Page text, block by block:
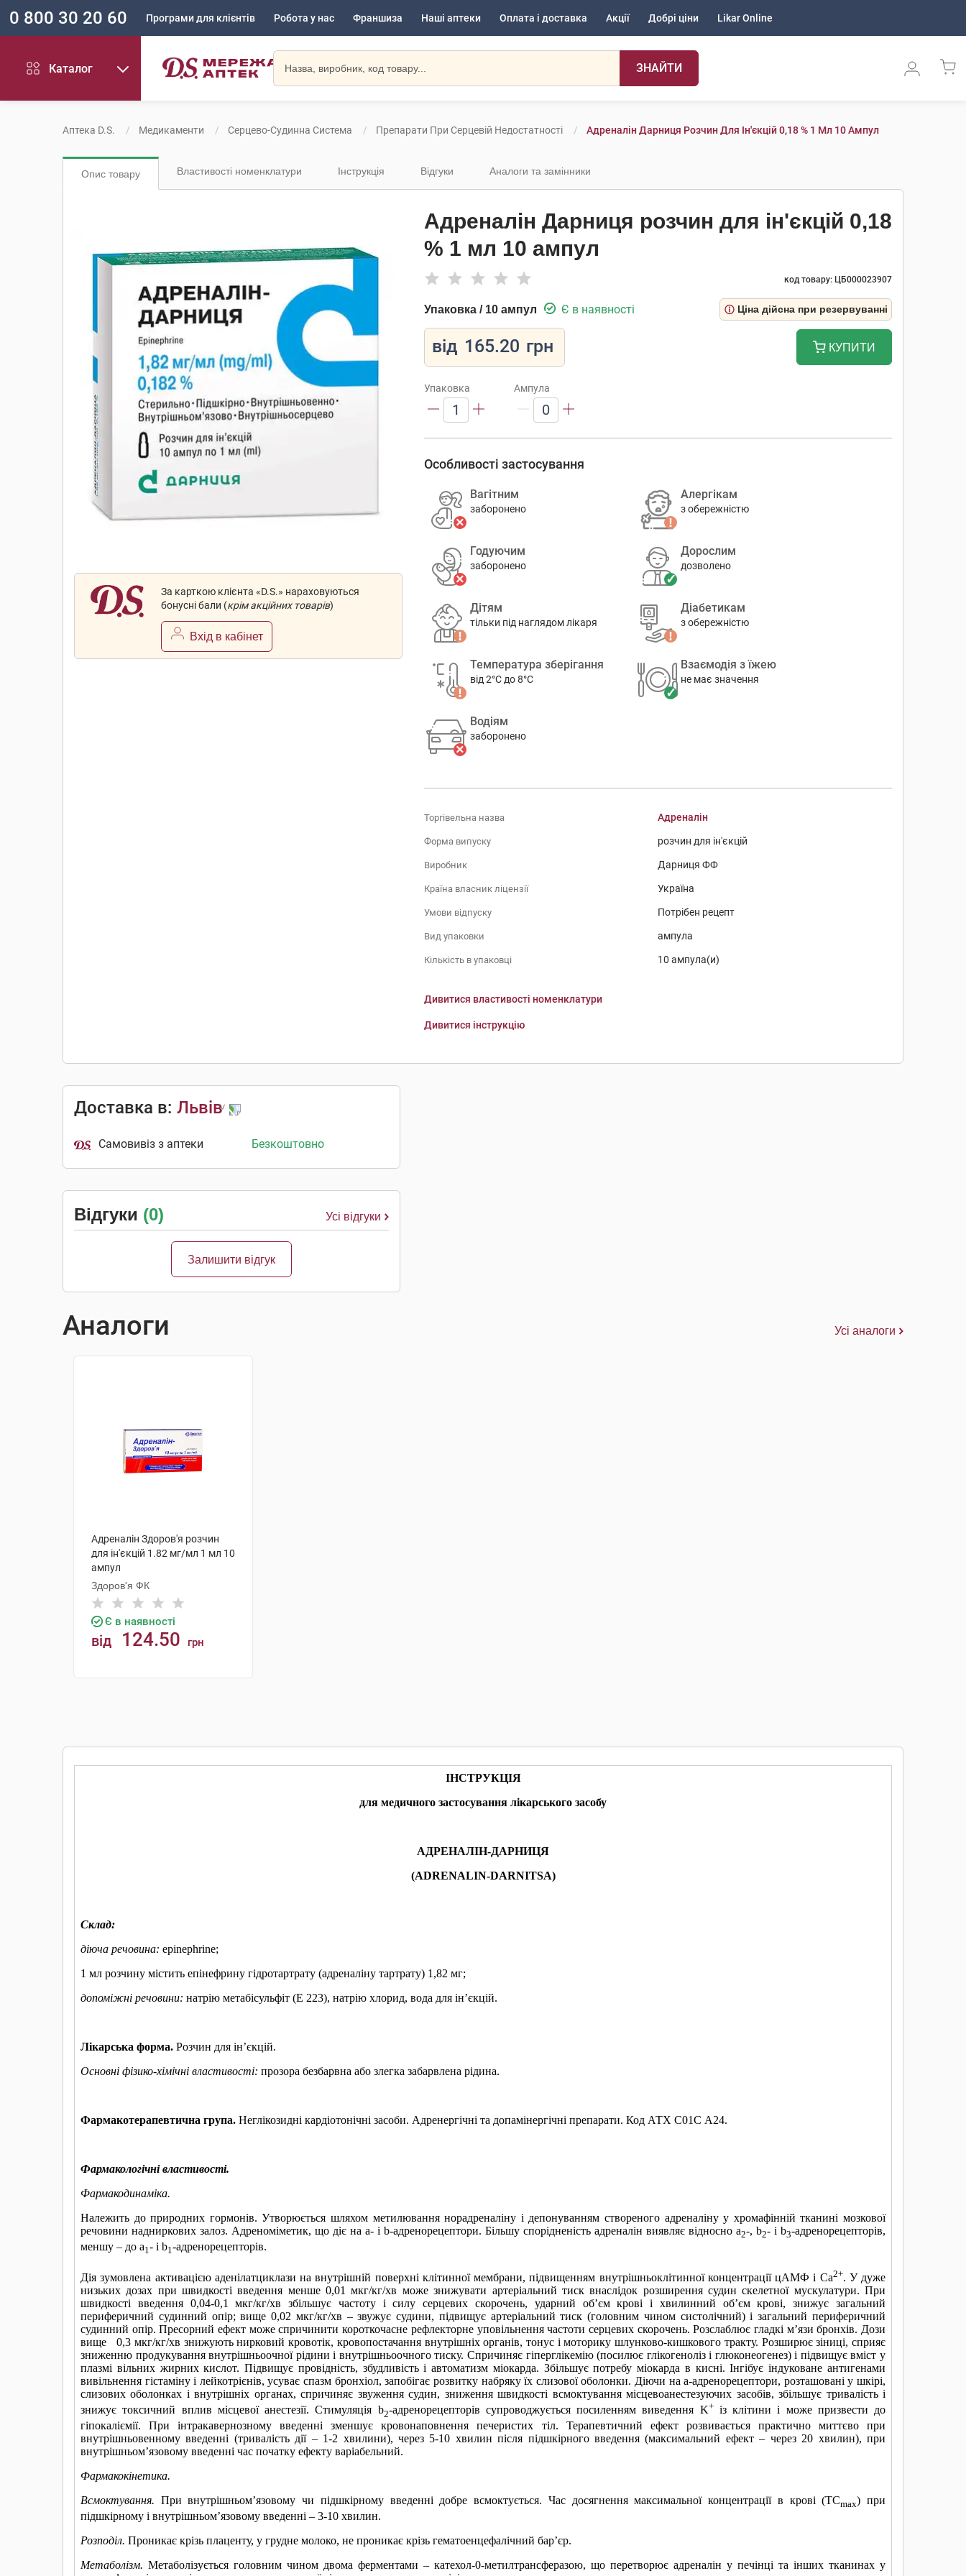
0 800 30 20 60 Програми для клієнтів Робота у нас Франшиза Наші аптеки Оплата і доставка Акції Добрі ціни Likar Online
Каталог ЗНАЙТИ
Аптека D.S. Медикаменти Серцево-Судинна Система Препарати При Серцевій Недостатності Адреналін Дарниця Розчин Для Ін'єкцій 0,18 % 1 Мл 10 Ампул
Опис товару Властивості номенклатури Інструкція Відгуки Аналоги та замінники
За карткою клієнта «D.S.» нараховуються
бонусні бали (крім акційних товарів)
Вхід в кабінет
Адреналін Дарниця розчин для ін'єкцій 0,18
% 1 мл 10 ампул
код товару: ЦБ000023907
Упаковка / 10 ампул Є в наявності Ціна дійсна при резервуванні
від 165.20 грн КУПИТИ
Упаковка
1
Ампула
0
Особливості застосування
Вагітним
заборонено
Алергікам
з обережністю
Годуючим
заборонено
Дорослим
дозволено
Дітям
тільки під наглядом лікаря
Діабетикам
з обережністю
Температура зберігання
від 2°C до 8°C
Взаємодія з їжею
не має значення
Водіям
заборонено
Торгівельна назва Адреналін
Форма випуску розчин для ін'єкцій
Виробник Дарниця ФФ
Країна власник ліцензії Україна
Умови відпуску Потрібен рецепт
Вид упаковки ампула
Кількість в упаковці 10 ампула(и)
Дивитися властивості номенклатури
Дивитися інструкцію
Доставка в: Львів
Самовивіз з аптеки Безкоштовно
Відгуки (0) Усі відгуки
Залишити відгук
Аналоги Усі аналоги
Адреналін Здоров'я розчин
для ін'єкцій 1.82 мг/мл 1 мл 10
ампул
Здоров'я ФК
Є в наявності
від 124.50 грн